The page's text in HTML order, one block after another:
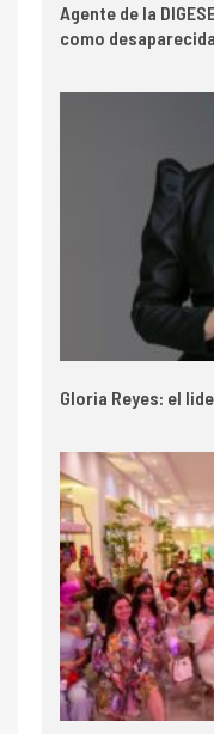
Agente de la
como
Gloria Reyes: el